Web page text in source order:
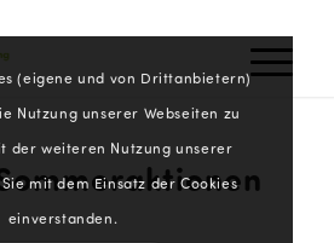
(eigene und von Drittanbietern)
Nutzung unserer Webseiten zu
der weiteren Nutzung unserer
mit dem Einsatz der Cookies
einverstanden.